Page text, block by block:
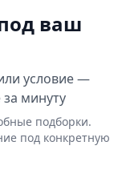
ваш
условие —
минуту
подборки.
под конкретную